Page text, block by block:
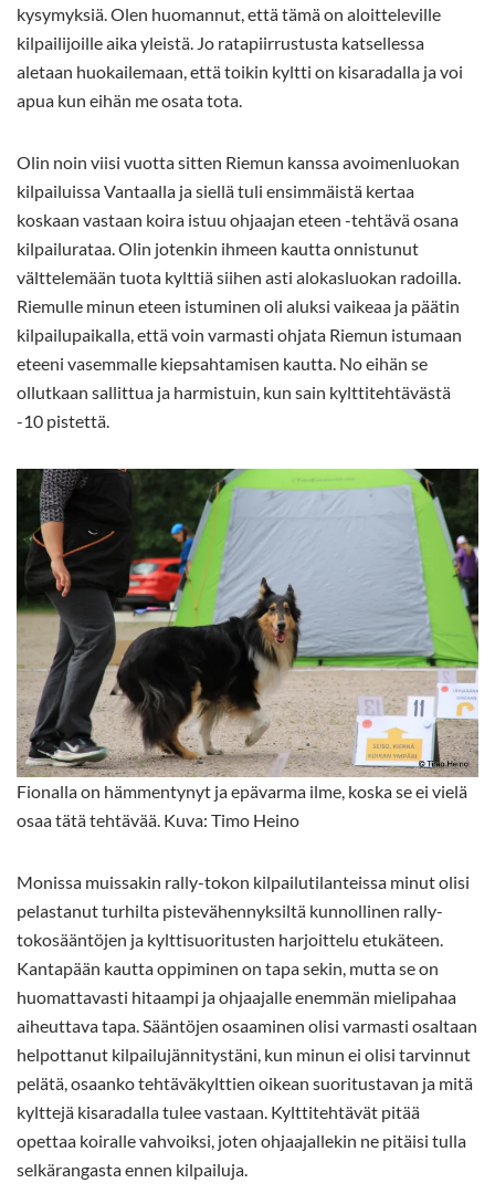
kysymyksiä. Olen huomannut, että tämä on aloitteleville
kilpailijoille aika yleistä. Jo ratapiirrustusta katsellessa
aletaan huokailemaan, että toikin kyltti on kisaradalla ja voi
apua kun eihän me osata tota.
Olin noin viisi vuotta sitten Riemun kanssa avoimenluokan
kilpailuissa Vantaalla ja siellä tuli ensimmäistä kertaa
koskaan vastaan koira istuu ohjaajan eteen -tehtävä osana
kilpailurataa. Olin jotenkin ihmeen kautta onnistunut
välttelemään tuota kylttiä siihen asti alokasluokan radoilla.
Riemulle minun eteen istuminen oli aluksi vaikeaa ja päätin
kilpailupaikalla, että voin varmasti ohjata Riemun istumaan
eteeni vasemmalle kiepsahtamisen kautta. No eihän se
ollutkaan sallittua ja harmistuin, kun sain kylttitehtävästä
-10 pistettä.
Fionalla on hämmentynyt ja epävarma ilme, koska se ei vielä
osaa tätä tehtävää. Kuva: Timo Heino
Monissa muissakin rally-tokon kilpailutilanteissa minut olisi
pelastanut turhilta pistevähennyksiltä kunnollinen rally-
tokosääntöjen ja kylttisuoritusten harjoittelu etukäteen.
Kantapään kautta oppiminen on tapa sekin, mutta se on
huomattavasti hitaampi ja ohjaajalle enemmän mielipahaa
aiheuttava tapa. Sääntöjen osaaminen olisi varmasti osaltaan
helpottanut kilpailujännitystäni, kun minun ei olisi tarvinnut
pelätä, osaanko tehtäväkylttien oikean suoritustavan ja mitä
kylttejä kisaradalla tulee vastaan. Kylttitehtävät pitää
opettaa koiralle vahvoiksi, joten ohjaajallekin ne pitäisi tulla
selkärangasta ennen kilpailuja.